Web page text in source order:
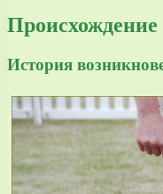
История